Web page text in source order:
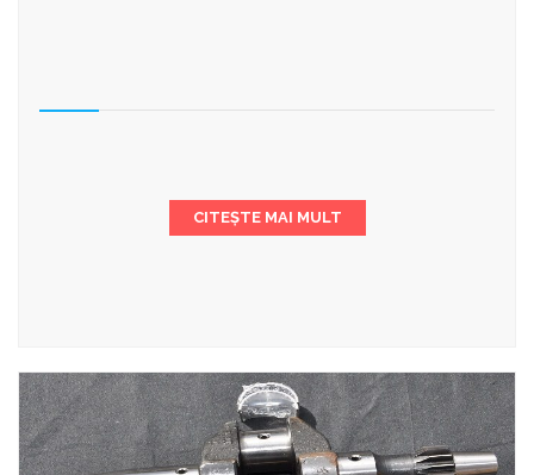
CITEȘTE MAI MULT